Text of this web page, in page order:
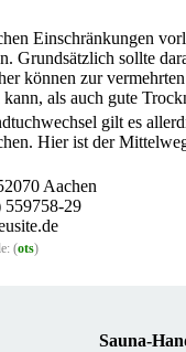
Einschränkungen
Grundsätzlich sollte
können zur
als auch gute
gilt es
Hier ist der
Aachen
559758-29
(ots)
Sauna-